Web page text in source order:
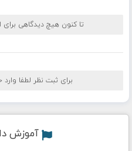
تا کنون هیچ دیدگاهی
برای ثبت نظر لطفا
آموزش